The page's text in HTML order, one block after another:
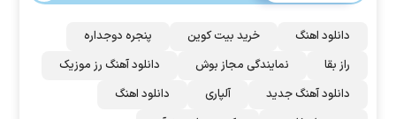
دانلود اهنگ خرید بیت کوین
پنجره دوجداره
راز بقا
نمایندگی مجاز بوش
دانلود آهنگ رز‌ موزیک
دانلود آهنگ جدید
آلپاری
دانلود اهنگ